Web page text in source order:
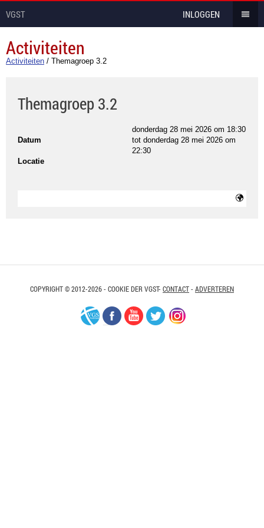
VGST INLOGGEN
Activiteiten
Activiteiten / Themagroep 3.2
Themagroep 3.2
Datum
donderdag 28 mei 2026 om 18:30
tot donderdag 28 mei 2026 om
22:30
Locatie
COPYRIGHT © 2012-2026 - COOKIE DER VGST- CONTACT- ADVERTEREN